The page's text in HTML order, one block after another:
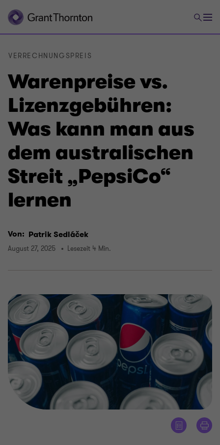
Warenpreise vs.
Lizenzgebühren:
Was kann man aus
dem australischen
Streit „PepsiCo“
lernen
VERRECHNUNGSPREIS
Von: Patrik Sedláček
August 27, 2025 Lesezeit 4 Min.